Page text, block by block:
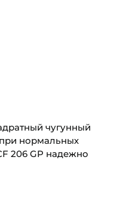
чугунный
нормальных
206 GP надежно